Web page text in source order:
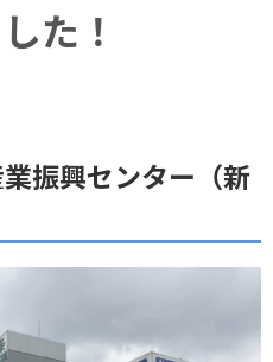
た！
振興センター（新